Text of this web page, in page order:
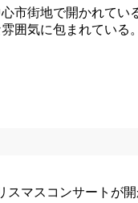
市街地で開かれてい
囲気に包まれている
マスコンサートが開